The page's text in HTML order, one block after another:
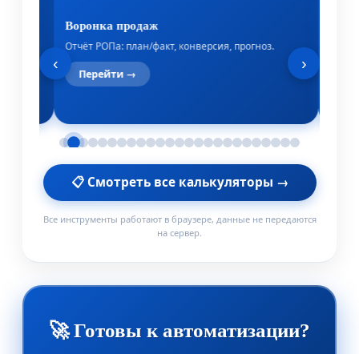
Воронка продаж
Отчёт РОПа: план/факт, конверсия, прогноз.
Перейти →
‹ ›
📋 Смотреть все калькуляторы →
Все инструменты работают в браузере, данные не передаются
на сервер.
🚀 Готовы к автоматизации?